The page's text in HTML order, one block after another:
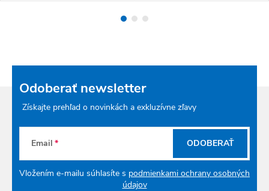
Odoberať newsletter
Získajte prehľad o novinkách a exkluzívne zľavy
Email
Vložením e-mailu súhlasíte s podmienkami ochrany osobných
údajov
ODOBERAŤ